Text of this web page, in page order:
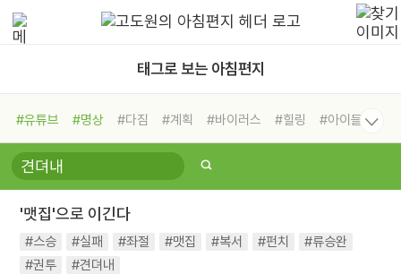
태그로 보는 아침편지
#유튜브 #명상 #다짐 #계획 #바이러스 #힐링
#아이들
#비전캠프
#독서캠프 #삶
#희망
#나눔 #친구 #링컨학교
#독서
#건강 #면역력
'맷집'으로 이긴다
#스승 #실패 #좌절 #맷집 #복서 #펀치
#류승완
#권투
#견뎌내